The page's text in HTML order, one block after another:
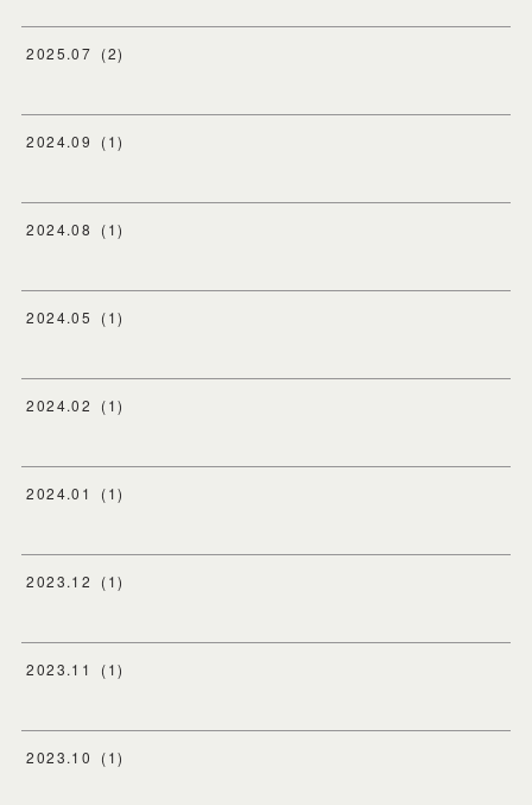
2025.07 (2)
2024.09 (1)
2024.08 (1)
2024.05 (1)
2024.02 (1)
2024.01 (1)
2023.12 (1)
2023.11 (1)
2023.10 (1)